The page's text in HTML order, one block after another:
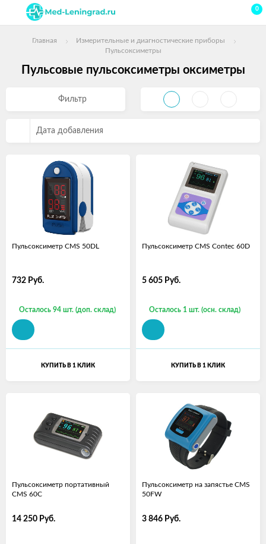
0
Главная
Измерительные и диагностические приборы
Пульсоксиметры
Пульсовые пульсоксиметры оксиметры
Фильтр
Дата добавления
Пульсоксиметр CMS 50DL
732 Руб.
Осталось 94 шт. (доп. склад)
КУПИТЬ В 1 КЛИК
Пульсоксиметр CMS Contec 60D
5 605 Руб.
Осталось 1 шт. (осн. склад)
КУПИТЬ В 1 КЛИК
Пульсоксиметр портативный
CMS 60C
14 250 Руб.
Пульсоксиметр на запястье CMS
50FW
3 846 Руб.